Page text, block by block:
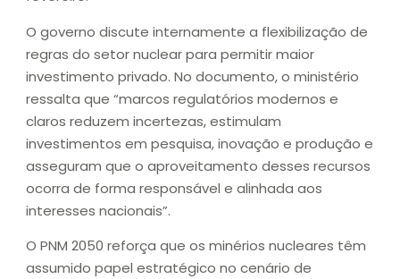
O governo discute internamente a flexibilização de
regras do setor nuclear para permitir maior
investimento privado. No documento, o ministério
ressalta que “marcos regulatórios modernos e
claros reduzem incertezas, estimulam
investimentos em pesquisa, inovação e produção e
asseguram que o aproveitamento desses recursos
ocorra de forma responsável e alinhada aos
interesses nacionais”.
O PNM 2050 reforça que os minérios nucleares têm
assumido papel estratégico no cenário de